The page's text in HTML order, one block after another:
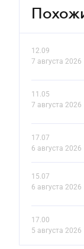
12.09
7 августа 2026
11.05
7 августа 2026
17.07
6 августа 2026
15.07
6 августа 2026
17.00
5 августа 2026